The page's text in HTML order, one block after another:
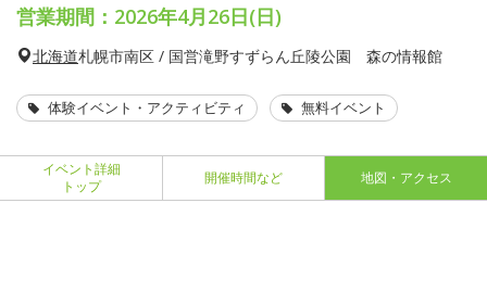
営業期間：2026年4月26日(日)
北海道札幌市南区 / 国営滝野すずらん丘陵公園 森の情報館
体験イベント・アクティビティ 無料イベント
イベント詳細
トップ
開催時間など 地図・アクセス